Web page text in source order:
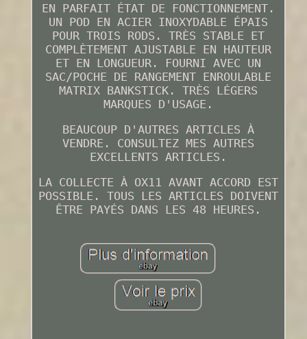
EN PARFAIT ÉTAT DE FONCTIONNEMENT.
UN POD EN ACIER INOXYDABLE ÉPAIS
POUR TROIS RODS. TRÈS STABLE ET
COMPLÈTEMENT AJUSTABLE EN HAUTEUR
ET EN LONGUEUR. FOURNI AVEC UN
SAC/POCHE DE RANGEMENT ENROULABLE
MATRIX BANKSTICK. TRÈS LÉGERS
MARQUES D'USAGE.
BEAUCOUP D'AUTRES ARTICLES À
VENDRE. CONSULTEZ MES AUTRES
EXCELLENTS ARTICLES.
LA COLLECTE À OX11 AVANT ACCORD EST
POSSIBLE. TOUS LES ARTICLES DOIVENT
ÊTRE PAYÉS DANS LES 48 HEURES.